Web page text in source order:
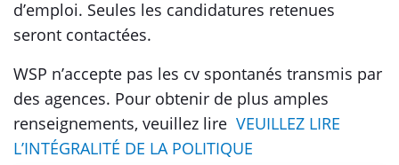
d’emploi. Seules les candidatures retenues
seront contactées.
WSP n’accepte pas les cv spontanés transmis par
des agences. Pour obtenir de plus amples
renseignements, veuillez lire VEUILLEZ LIRE
L’INTÉGRALITÉ DE LA POLITIQUE